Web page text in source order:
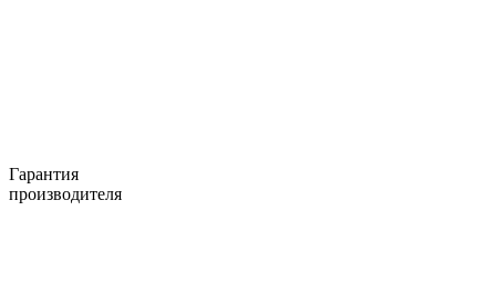
Гарантия
производителя